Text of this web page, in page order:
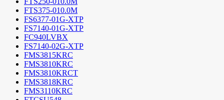
FTS375-010.0M
FS6377-01G-XTP
FS7140-01G-XTP
FC940LVBX
FS7140-02G-XTP
FMS3815KRC
FMS3810KRC
FMS3810KRCT
FMS3818KRC
FMS3110KRC